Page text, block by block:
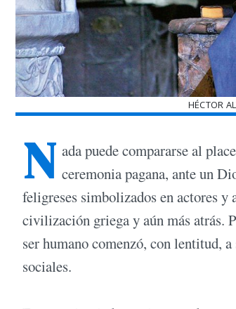
HÉCTOR
N ada puede compararse al
ceremonia pagana, ante un
feligreses simbolizados en actores y
civilización griega y aún más atrás.
ser humano comenzó, con lentitud,
sociales.